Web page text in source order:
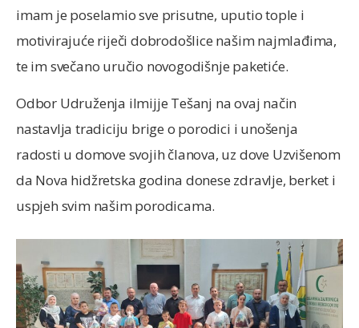
imam je poselamio sve prisutne, uputio tople i
motivirajuće riječi dobrodošlice našim najmlađima,
te im svečano uručio novogodišnje paketiće.
Odbor Udruženja ilmijje Tešanj na ovaj način
nastavlja tradiciju brige o porodici i unošenja
radosti u domove svojih članova, uz dove Uzvišenom
da Nova hidžretska godina donese zdravlje, berket i
uspjeh svim našim porodicama.